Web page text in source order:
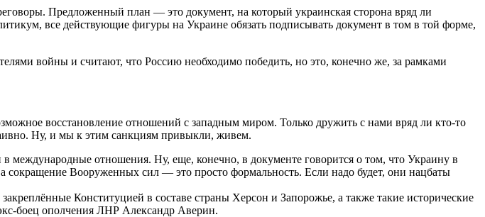
Предложенный план — это документ, на который украинская сторона вряд ли
все действующие фигуры на Украине обязать подписывать документ в том в той форме,
войны и считают, что Россию необходимо победить, но это, конечно же, за рамками
восстановление отношений с западным миром. Только дружить с нами вряд ли кто-то
Ну, и мы к этим санкциям привыкли, живем.
международные отношения. Ну, еще, конечно, в документе говорится о том, что Украину в
Вооруженных сил — это просто формальность. Если надо будет, они нацбаты
Конституцией в составе страны Херсон и Запорожье, а также такие исторические
боец ополчения ЛНР Александр Аверин.